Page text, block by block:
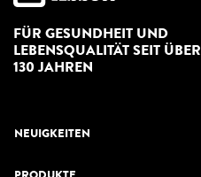
FÜR GESUNDHEIT UND
LEBENSQUALITÄT SEIT ÜBER
130 JAHREN
NEUIGKEITEN